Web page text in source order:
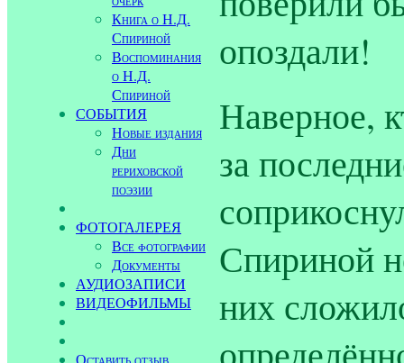
Книга о Н.Д.
Спириной
Воспоминания
о Н.Д.
Спириной
СОБЫТИЯ
Новые издания
Дни
рериховской
поэзии
ФОТОГАЛЕРЕЯ
Все фотографии
Документы
АУДИОЗАПИСИ
ВИДЕОФИЛЬМЫ
Оставить отзыв
опоздали!
Наверное,
за
Спириной
них